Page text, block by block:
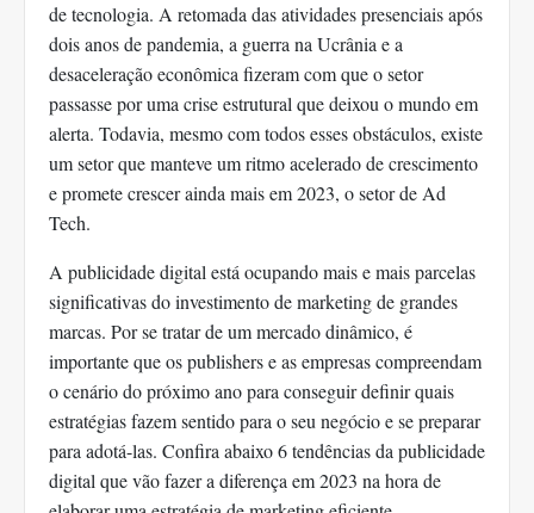
de tecnologia. A retomada das atividades presenciais após
dois anos de pandemia, a guerra na Ucrânia e a
desaceleração econômica fizeram com que o setor
passasse por uma crise estrutural que deixou o mundo em
alerta. Todavia, mesmo com todos esses obstáculos, existe
um setor que manteve um ritmo acelerado de crescimento
e promete crescer ainda mais em 2023, o setor de Ad
Tech.
A publicidade digital está ocupando mais e mais parcelas
significativas do investimento de marketing de grandes
marcas. Por se tratar de um mercado dinâmico, é
importante que os publishers e as empresas compreendam
o cenário do próximo ano para conseguir definir quais
estratégias fazem sentido para o seu negócio e se preparar
para adotá-las. Confira abaixo 6 tendências da publicidade
digital que vão fazer a diferença em 2023 na hora de